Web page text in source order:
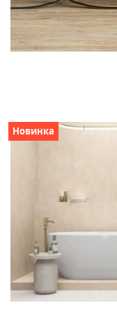
Новинка